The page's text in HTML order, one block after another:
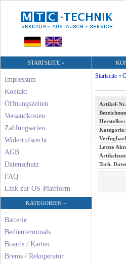
STARTSEITE »
Impressum
Kontakt
Öffnungszeiten
Versandkosten
Zahlungsarten
Widerrufsrecht
AGB
Datenschutz
FAQ
Link zur OS-Plattform
KATEGORIEN »
Batterie
Bedienterminals
Boards / Karten
Brems / Rekuperator
Startseite »
Artikel-
Hersteller:
Kategorie:
Letzte
Tech.